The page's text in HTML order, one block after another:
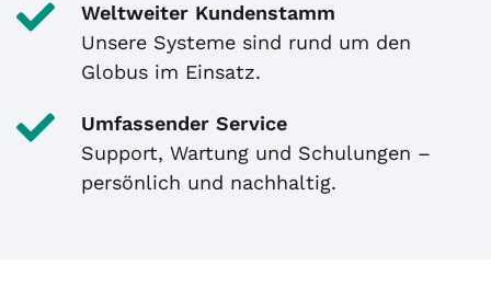
Weltweiter Kundenstamm
Unsere Systeme sind rund um den
Globus im Einsatz.
Umfassender Service
Support, Wartung und Schulungen –
persönlich und nachhaltig.